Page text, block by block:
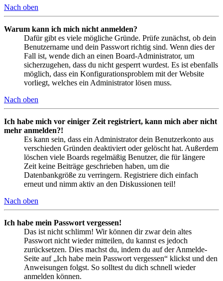
Nach oben
Warum kann ich mich nicht anmelden?
Dafür gibt es viele mögliche Gründe. Prüfe zunächst, ob dein
Benutzername und dein Passwort richtig sind. Wenn dies der
Fall ist, wende dich an einen Board-Administrator, um
sicherzugehen, dass du nicht gesperrt wurdest. Es ist ebenfalls
möglich, dass ein Konfigurationsproblem mit der Website
vorliegt, welches ein Administrator lösen muss.
Nach oben
Ich habe mich vor einiger Zeit registriert, kann mich aber nicht
mehr anmelden?!
Es kann sein, dass ein Administrator dein Benutzerkonto aus
verschieden Gründen deaktiviert oder gelöscht hat. Außerdem
löschen viele Boards regelmäßig Benutzer, die für längere
Zeit keine Beiträge geschrieben haben, um die
Datenbankgröße zu verringern. Registriere dich einfach
erneut und nimm aktiv an den Diskussionen teil!
Nach oben
Ich habe mein Passwort vergessen!
Das ist nicht schlimm! Wir können dir zwar dein altes
Passwort nicht wieder mitteilen, du kannst es jedoch
zurücksetzen. Dies machst du, indem du auf der Anmelde-
Seite auf „Ich habe mein Passwort vergessen“ klickst und den
Anweisungen folgst. So solltest du dich schnell wieder
anmelden können.